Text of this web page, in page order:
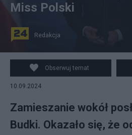
Fot. PAP/CANVA/Facebook
Miss Polski
Redakcja
Obserwuj temat
10.09.2024
Zamieszanie wokół
Budki. Okazało się, że